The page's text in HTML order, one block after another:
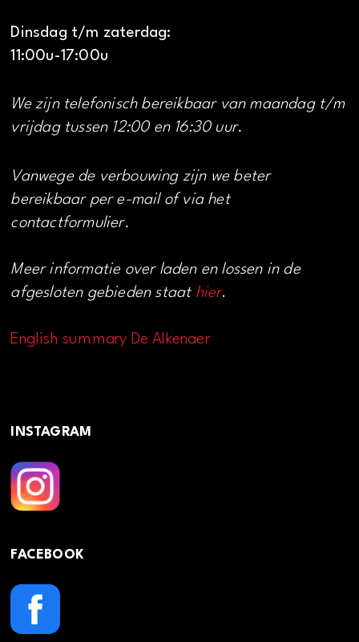
Dinsdag t/m zaterdag:
11:00u-17:00u
We zijn telefonisch bereikbaar van maandag t/m
vrijdag tussen 12:00 en 16:30 uur.
Vanwege de verbouwing zijn we beter
bereikbaar per e-mail of via het
contactformulier.
Meer informatie over laden en lossen in de
afgesloten gebieden staat hier.
English summary De Alkenaer
INSTAGRAM
FACEBOOK